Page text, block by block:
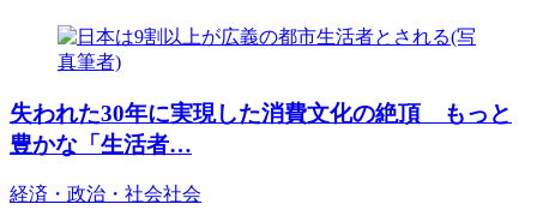
失われた30年に実現した消費文化の絶頂 もっと
豊かな「生活者…
経済・政治・社会社会